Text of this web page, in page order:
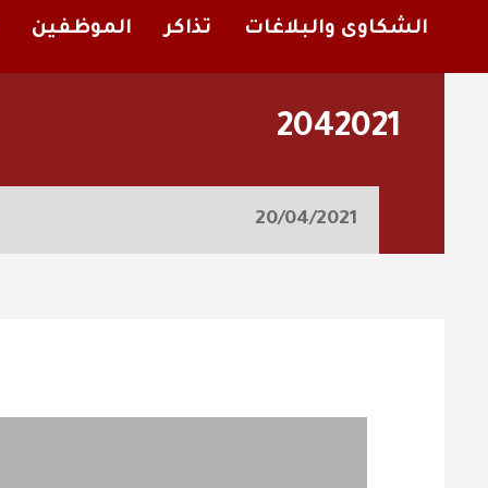
الشكاوى والبلاغات تذاكر الموظفين
2042021
20/04/2021